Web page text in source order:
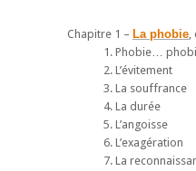
Chapitre 1 – La phobie,
1. Phobie…
2. L’évitement
3. La souffrance
4. La durée
5. L’angoisse
6. L’exagération
7. La